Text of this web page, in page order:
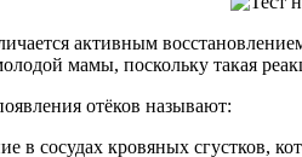
активным
мамы, поскольку такая
отёков называют:
в сосудах кровяных сгустков,